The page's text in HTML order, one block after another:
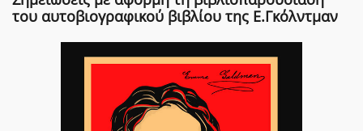
του αυτοβιογραφικού βιβλίου της E.Γκόλντμαν